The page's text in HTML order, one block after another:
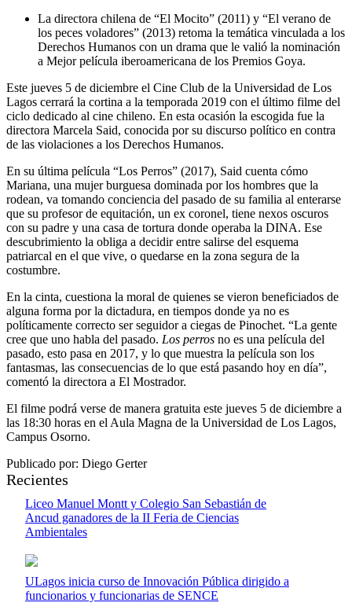
La directora chilena de “El Mocito” (2011) y “El verano de
los peces voladores” (2013) retoma la temática vinculada a los
Derechos Humanos con un drama que le valió la nominación
a Mejor película iberoamericana de los Premios Goya.
Este jueves 5 de diciembre el Cine Club de la Universidad de Los
Lagos cerrará la cortina a la temporada 2019 con el último filme del
ciclo dedicado al cine chileno. En esta ocasión la escogida fue la
directora Marcela Said, conocida por su discurso político en contra
de las violaciones a los Derechos Humanos.
En su última película “Los Perros” (2017), Said cuenta cómo
Mariana, una mujer burguesa dominada por los hombres que la
rodean, va tomando conciencia del pasado de su familia al enterarse
que su profesor de equitación, un ex coronel, tiene nexos oscuros
con su padre y una casa de tortura donde operaba la DINA. Ese
descubrimiento la obliga a decidir entre salirse del esquema
patriarcal en el que vive, o quedarse en la zona segura de la
costumbre.
En la cinta, cuestiona la moral de quienes se vieron beneficiados de
alguna forma por la dictadura, en tiempos donde ya no es
políticamente correcto ser seguidor a ciegas de Pinochet. “La gente
cree que uno habla del pasado. Los perros no es una película del
pasado, esto pasa en 2017, y lo que muestra la película son los
fantasmas, las consecuencias de lo que está pasando hoy en día”,
comentó la directora a El Mostrador.
El filme podrá verse de manera gratuita este jueves 5 de diciembre a
las 18:30 horas en el Aula Magna de la Universidad de Los Lagos,
Campus Osorno.
Publicado por: Diego Gerter
Recientes
Liceo Manuel Montt y Colegio San Sebastián de
Ancud ganadores de la II Feria de Ciencias
Ambientales
ULagos inicia curso de Innovación Pública dirigido a
funcionarios y funcionarias de SENCE